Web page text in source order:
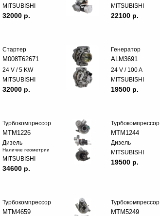
MITSUBISHI
32000 p.
MITSUBISHI
22100 p.
Стартер
M008T62671
24 V / 5 KW
MITSUBISHI
32000 p.
Генератор
ALM3691
24 V / 100 A
MITSUBISHI
19500 p.
Турбокомпрессор
MTM1226
Дизель
Наличие геометрии
MITSUBISHI
34600 p.
Турбокомпрессор
MTM1244
Дизель
MITSUBISHI
19500 p.
Турбокомпрессор
MTM4659
Турбокомпрессор
MTM5249